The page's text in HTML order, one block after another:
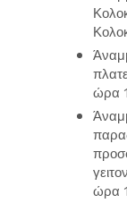
ώρα
ώρα